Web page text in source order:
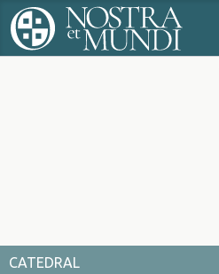
CATEDRAL